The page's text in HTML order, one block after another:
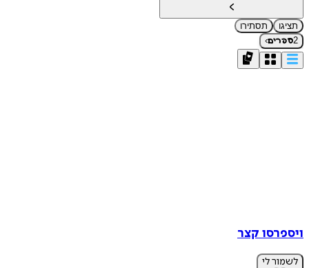
תציגו
תסתירו
2ספרים›
ויספרסו קצר
לשמור לי